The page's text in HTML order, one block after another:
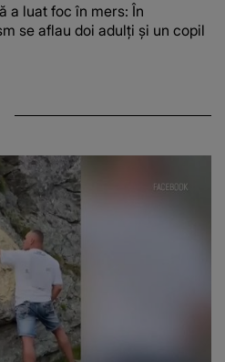
a luat foc în mers: În
se aflau doi adulți și un copil